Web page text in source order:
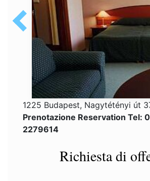
1225 Budapest, Nagytétényi út
Prenotazione Reservation Tel:
2279614
Richiesta di